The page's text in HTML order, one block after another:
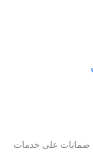
ضمانات على خدمات